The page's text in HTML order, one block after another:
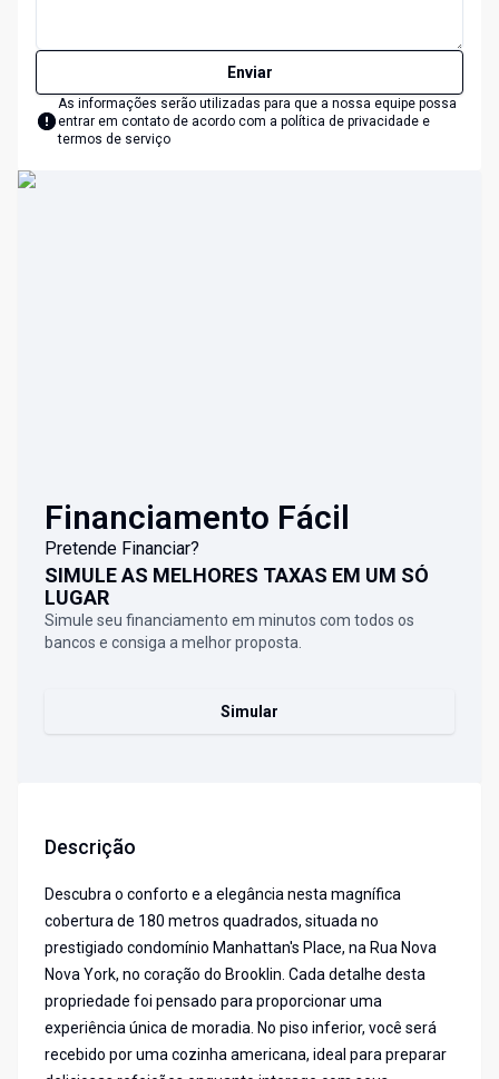
Enviar
As informações serão utilizadas para que a nossa equipe possa
entrar em contato de acordo com a política de privacidade e
termos de serviço
Financiamento Fácil
Pretende Financiar?
SIMULE AS MELHORES TAXAS EM UM SÓ
LUGAR
Simule seu financiamento em minutos com todos os
bancos e consiga a melhor proposta.
Simular
Descrição
Descubra o conforto e a elegância nesta magnífica
cobertura de 180 metros quadrados, situada no
prestigiado condomínio Manhattan's Place, na Rua Nova
Nova York, no coração do Brooklin. Cada detalhe desta
propriedade foi pensado para proporcionar uma
experiência única de moradia. No piso inferior, você será
recebido por uma cozinha americana, ideal para preparar